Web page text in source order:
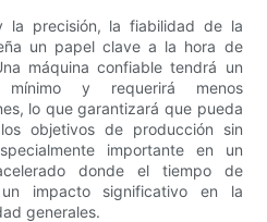
la precisión, la fiabilidad de la
un papel clave a la hora de
máquina confiable tendrá un
y requerirá menos
lo que garantizará que pueda
objetivos de producción sin
importante en un
donde el tiempo de
impacto significativo en la
generales.